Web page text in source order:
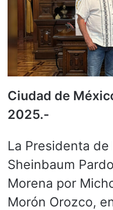
Ciudad de
2025.-
La Presidenta
Sheinbaum
Morena por
Morón Orozco,